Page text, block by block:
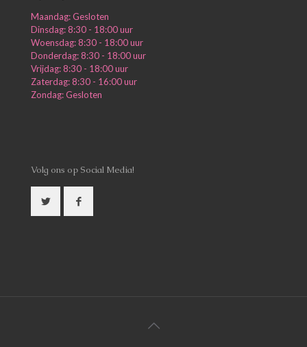
Maandag: Gesloten
Dinsdag: 8:30 - 18:00 uur
Woensdag: 8:30 - 18:00 uur
Donderdag: 8:30 - 18:00 uur
Vrijdag: 8:30 - 18:00 uur
Zaterdag: 8:30 - 16:00 uur
Zondag: Gesloten
Volg ons op Social Media!